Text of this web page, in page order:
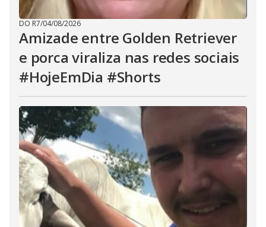
DO R7/04/08/2026
Amizade entre Golden Retriever
e porca viraliza nas redes sociais
#HojeEmDia #Shorts